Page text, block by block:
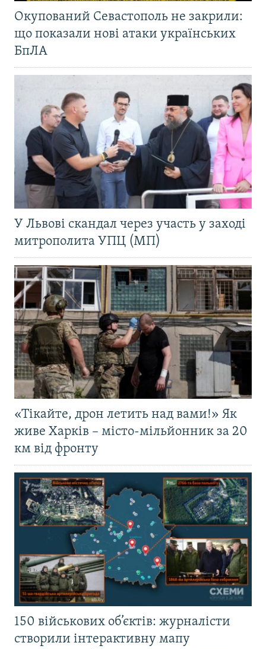
Окупований Севастополь не закрили:
що показали нові атаки українських
БпЛА
У Львові скандал через участь у заході
митрополита УПЦ (МП)
«Тікайте, дрон летить над вами!» Як
живе Харків – місто-мільйонник за 20
км від фронту
150 військових об’єктів: журналісти
створили інтерактивну мапу